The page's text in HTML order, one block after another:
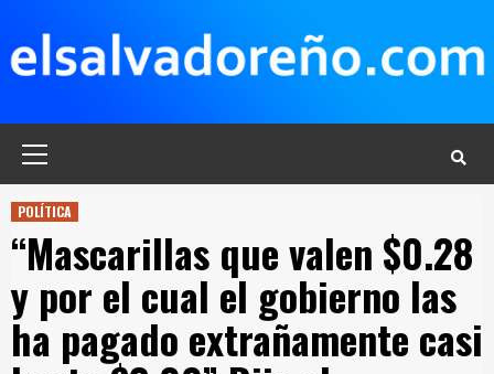
contenido
POLÍTICA
“Mascarillas que valen $0.28
y por el cual el gobierno las
ha pagado extrañamente casi